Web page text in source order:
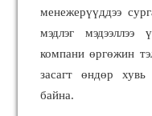
менежерүүддээ
мэдлэг мэдээллээ
компани өргөжин
засагт өндөр
байна.